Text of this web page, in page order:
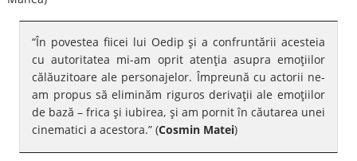
“În povestea fiicei lui Oedip şi a confruntării acesteia
cu autoritatea mi-am oprit atenţia asupra emoţiilor
călăuzitoare ale personajelor. Împreună cu actorii ne-
am propus să eliminăm riguros derivaţii ale emoţiilor
de bază – frica şi iubirea, şi am pornit în căutarea unei
cinematici a acestora.” (Cosmin Matei)